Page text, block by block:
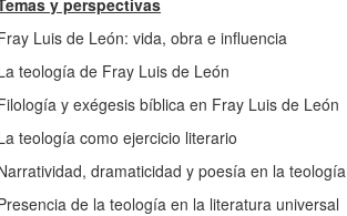
y perspectivas
Luis de León: vida, obra e influencia
teología de Fray Luis de León
y exégesis bíblica en Fray Luis de León
teología como ejercicio literario
dramaticidad y poesía en la teología
de la teología en la literatura universal